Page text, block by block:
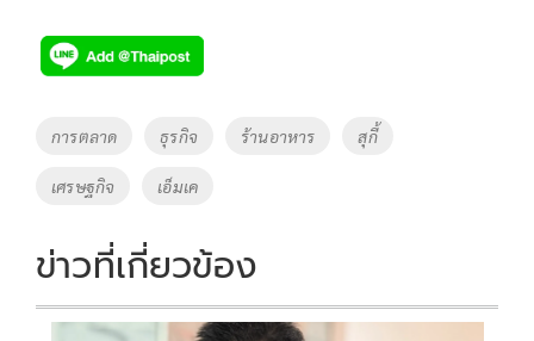
e
b
o
o
k
tt
er
p
y
Li
k
Tags
การตลาด ธุรกิจ ร้านอาหาร สุกี้
เศรษฐกิจ เอ็มเค
ข่าวที่เกี่ยวข้อง